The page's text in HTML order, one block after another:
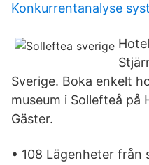
Konkurrentanalyse
Sverige. Boka enkelt
museum i Sollefteå på
Gäster.
• 108 Lägenheter från